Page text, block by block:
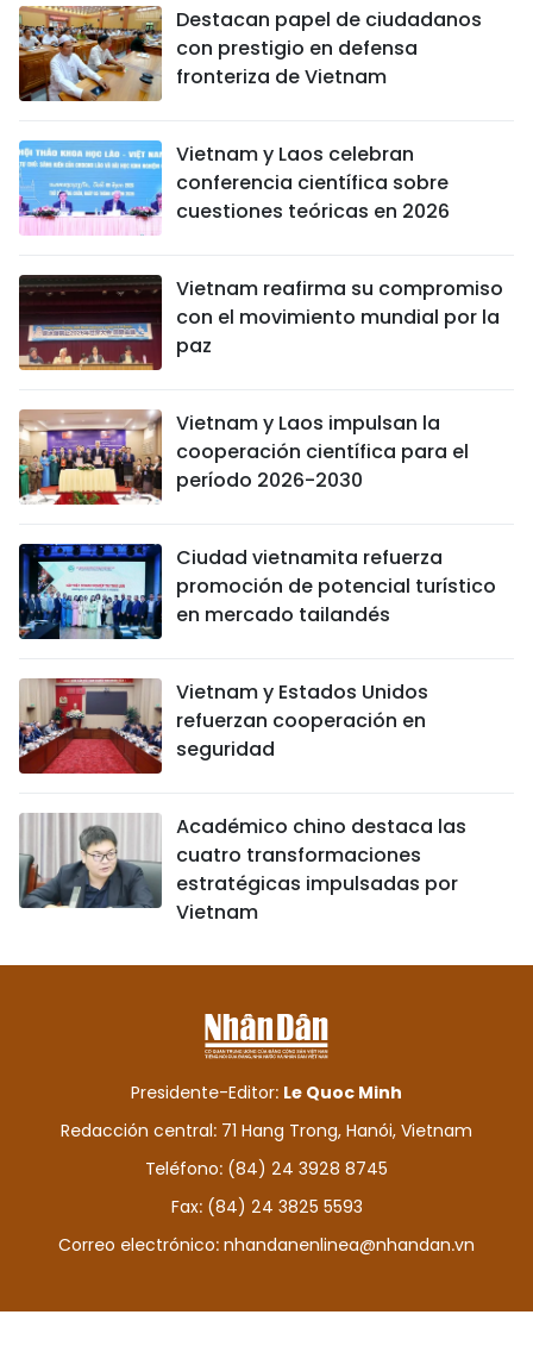
Destacan papel de ciudadanos
con prestigio en defensa
fronteriza de Vietnam
Vietnam y Laos celebran
conferencia científica sobre
cuestiones teóricas en 2026
Vietnam reafirma su compromiso
con el movimiento mundial por la
paz
Vietnam y Laos impulsan la
cooperación científica para el
período 2026-2030
Ciudad vietnamita refuerza
promoción de potencial turístico
en mercado tailandés
Vietnam y Estados Unidos
refuerzan cooperación en
seguridad
Académico chino destaca las
cuatro transformaciones
estratégicas impulsadas por
Vietnam
Presidente-Editor: Le Quoc Minh
Redacción central: 71 Hang Trong, Hanói, Vietnam
Teléfono: (84) 24 3928 8745
Fax: (84) 24 3825 5593
Correo electrónico: nhandanenlinea@nhandan.vn